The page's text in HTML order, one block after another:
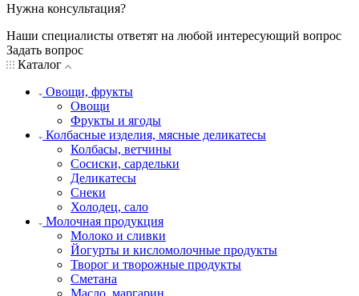
Нужна консультация?
Наши специалисты ответят на любой интересующий вопрос
Задать вопрос
Каталог
Овощи, фрукты
Овощи
Фрукты и ягоды
Колбасные изделия, мясные деликатесы
Колбасы, ветчины
Сосиски, сардельки
Деликатесы
Снеки
Холодец, сало
Молочная продукция
Молоко и сливки
Йогурты и кисломолочные продукты
Творог и творожные продукты
Сметана
Масло, маргарин